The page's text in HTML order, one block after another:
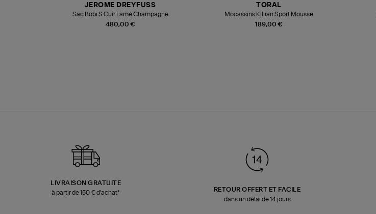
480,00 €
JEROME DREYFUSS
Sac Bobi S Cuir Lamé Champagne
189,00 €
TORAL
Mocassins Killian Sport Mousse
LIVRAISON GRATUITE
à partir de 150 € d'achat*
RETOUR OFFERT ET FACILE
dans un délai de 14 jours